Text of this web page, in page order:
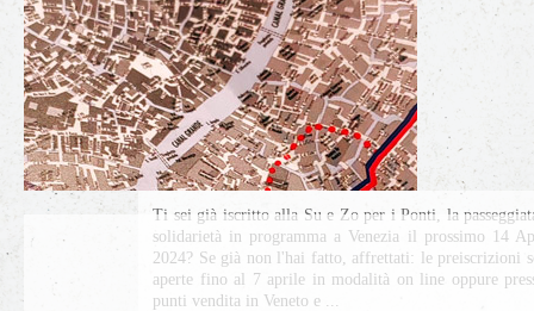
Ti sei già iscritto alla Su e Zo per i Ponti, la
solidarietà in programma a Venezia il prossimo 14
2024? Se già non l'hai fatto, affrettati: le preiscrizioni
aperte fino al 7 aprile in modalità on line oppure
punti vendita in Veneto e ...